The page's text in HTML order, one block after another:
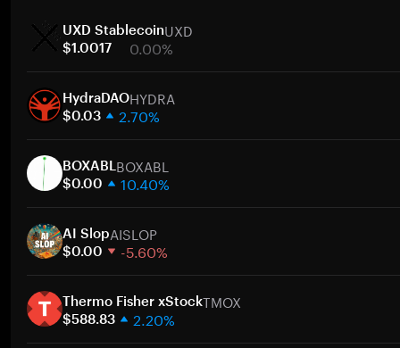
UXD StablecoinUXD
$1.0017 0.00%
30 Tage
Marktkapitalisierung
HydraDAOHYDRA
$0.03 2.70%
30 Tage
Marktkapitalisierung
BOXABL BOXABL
$0.00 10.40%
30 Tage
Marktkapitalisierung
AI SlopAISLOP
$0.00 -5.60%
30 Tage
Marktkapitalisierung
Thermo Fisher xStockTMOX
$588.83 2.20%